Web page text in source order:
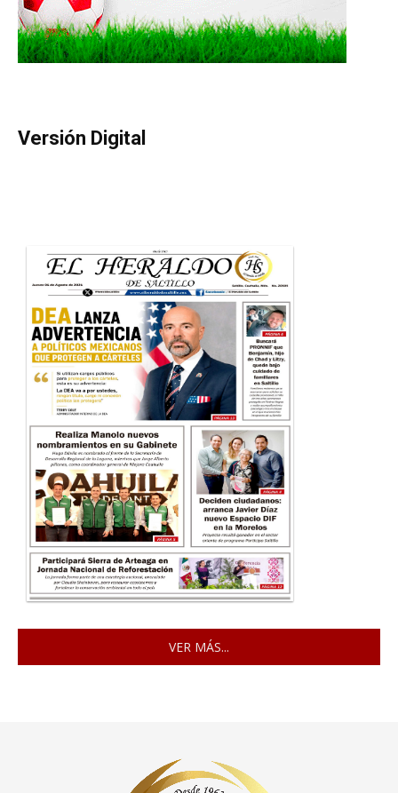
Versión Digital
VER MÁS...